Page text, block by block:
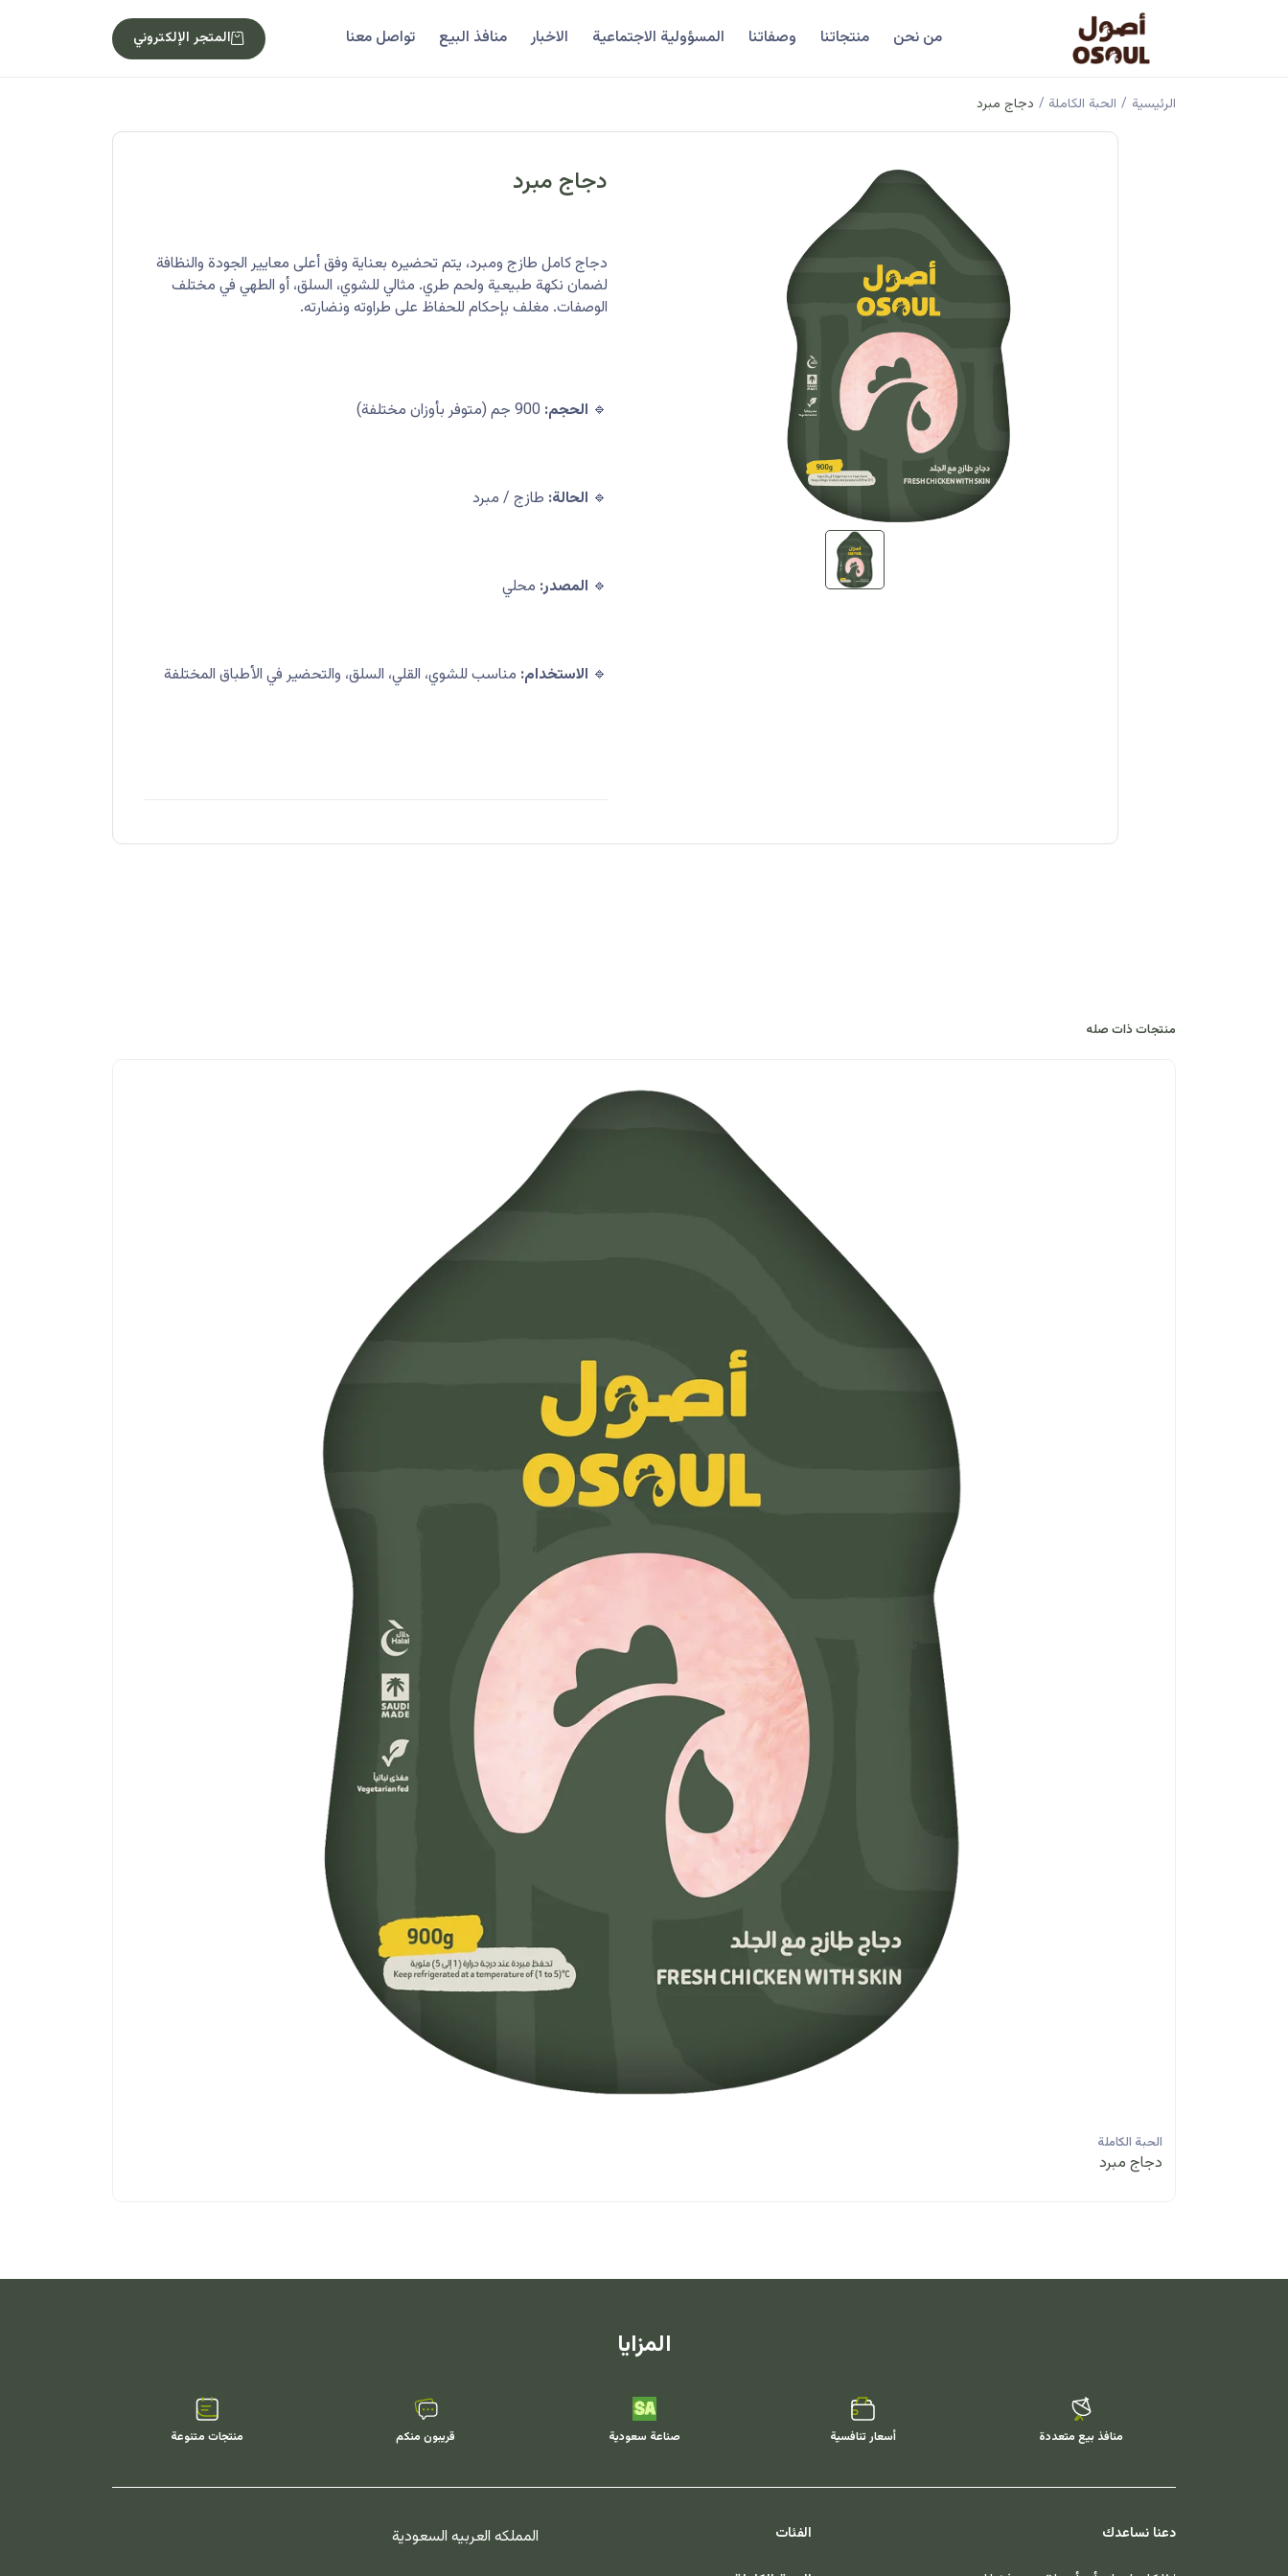
من نحن منتجاتنا وصفاتنا المسؤولية الاجتماعية الاخبار منافذ البيع تواصل معنا المتجر الإلكتروني
الرئيسية / الحبة الكاملة / دجاج مبرد
دجاج مبرد
دجاج كامل طازج ومبرد، يتم تحضيره بعناية وفق أعلى معايير الجودة والنظافة
لضمان نكهة طبيعية ولحم طري. مثالي للشوي، السلق، أو الطهي في مختلف
الوصفات. مغلف بإحكام للحفاظ على طراوته ونضارته.
🔹 الحجم:
🔹 الحالة: طازج / مبرد
🔹 المصدر: محلي
🔹 الاستخدام: مناسب للشوي، القلي، السلق، والتحضير في الأطباق المختلفة
منتجات ذات صله
الحبة الكاملة
دجاج مبرد
المزايا
منافذ بيع متعددة أسعار تنافسية صناعة سعودية قريبون منكم منتجات متنوعة
دعنا نساعدك الفئات المملكه العربيه السعودية